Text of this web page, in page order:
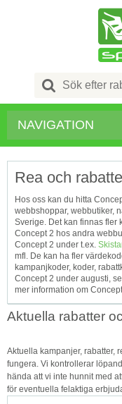
Search
for:
NAVIGATION
Rea och
Hos oss kan du hitta
webbshoppar, webbutiker,
Sverige. Det kan finnas fler
Concept 2 hos andra
Concept 2 under t.ex.
mfl. De kan ha fler
kampanjkoder, koder,
Concept 2 under augusti,
mer information om
Aktuella rabatter
Aktuella kampanjer, rabatter,
fungera. Vi kontrollerar
hända att vi inte hunnit med
för eventuella felaktiga